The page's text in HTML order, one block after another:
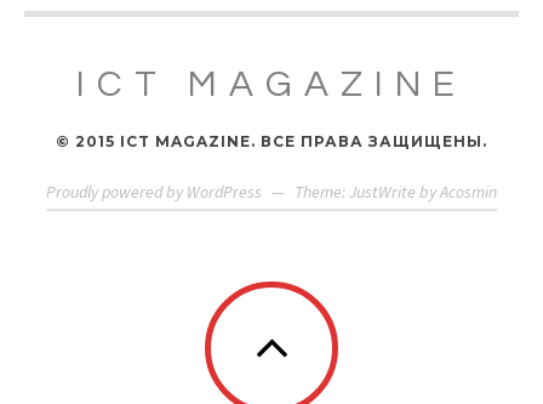
ICT MAGAZINE
© 2015 ICT MAGAZINE. ВСЕ ПРАВА ЗАЩИЩЕНЫ.
Proudly powered by WordPress — Theme: JustWrite byAcosmin